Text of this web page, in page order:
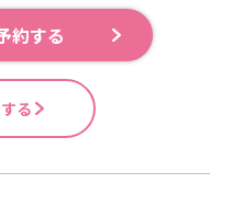
約する
る